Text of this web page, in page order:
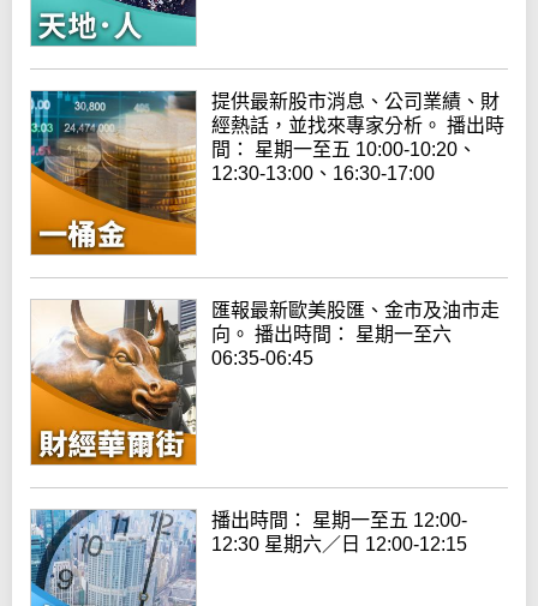
提供最新股市消息、公司業績、財
經熱話，並找來專家分析。 播出時
間： 星期一至五 10:00-10:20、
12:30-13:00、16:30-17:00
匯報最新歐美股匯、金市及油市走
向。 播出時間： 星期一至六
06:35-06:45
播出時間： 星期一至五 12:00-
12:30 星期六／日 12:00-12:15